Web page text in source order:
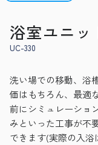
浴室ユニッ
UC-330
洗い場での移動、浴
価はもちろん、最適
前にシミュレーショ
みといった工事が不
できます(実際の入